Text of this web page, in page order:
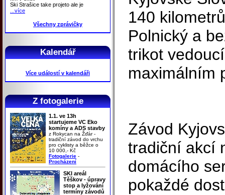
Ski Strašice take projeto ale je
...více
Všechny zprávičky
Kalendář
Více událostí v kalendáři
Z fotogalerie
1.1. ve 13h
startujeme VC Eko
komíny a ADS stavby
z Rokycan na Žďár -
tradiční závod do vrchu
pro cyklisty a běžce o
10 000,- Kč
Fotogalerie -
Procházení
SKI areál
Těškov - úpravy
stop a lyžování
termíny závodů
140
Polnický a
trikot
maximálním
Závod
tradiční akcí
domácího
pokaždé